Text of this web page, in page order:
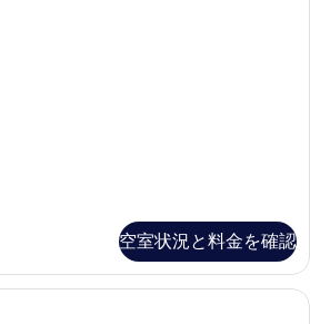
空室状況と料金を確認